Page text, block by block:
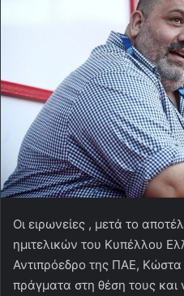
Οι ειρωνείες , μετά το
ημιτελικών του Κυπέλλου
Αντιπρόεδρο της ΠΑΕ,
πράγματα στη θέση τους